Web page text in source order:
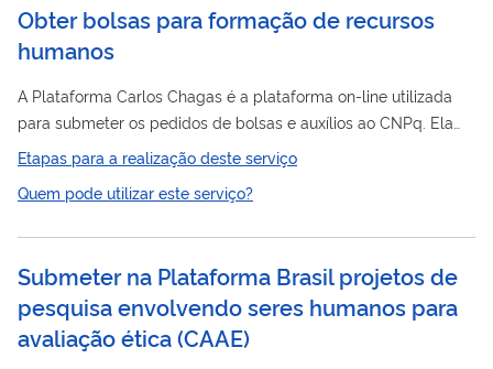
Obter bolsas para formação de recursos
humanos
A Plataforma Carlos Chagas é a plataforma on-line utilizada
para submeter os pedidos de bolsas e auxílios ao CNPq. Ela
reúne dados sobre bolsas, auxílios, encaminhamento de
projetos e pedidos, andamento dos processos, emissão de
pareceres, assinaturas de termos de concessão, relatórios
oferece um ambiente personalizado para o seu usuário que
poderá acessar todas as...
Etapas para a realização deste serviço
Quem pode utilizar este serviço?
Submeter na Plataforma Brasil projetos de
pesquisa envolvendo seres humanos para
avaliação ética(CAAE)